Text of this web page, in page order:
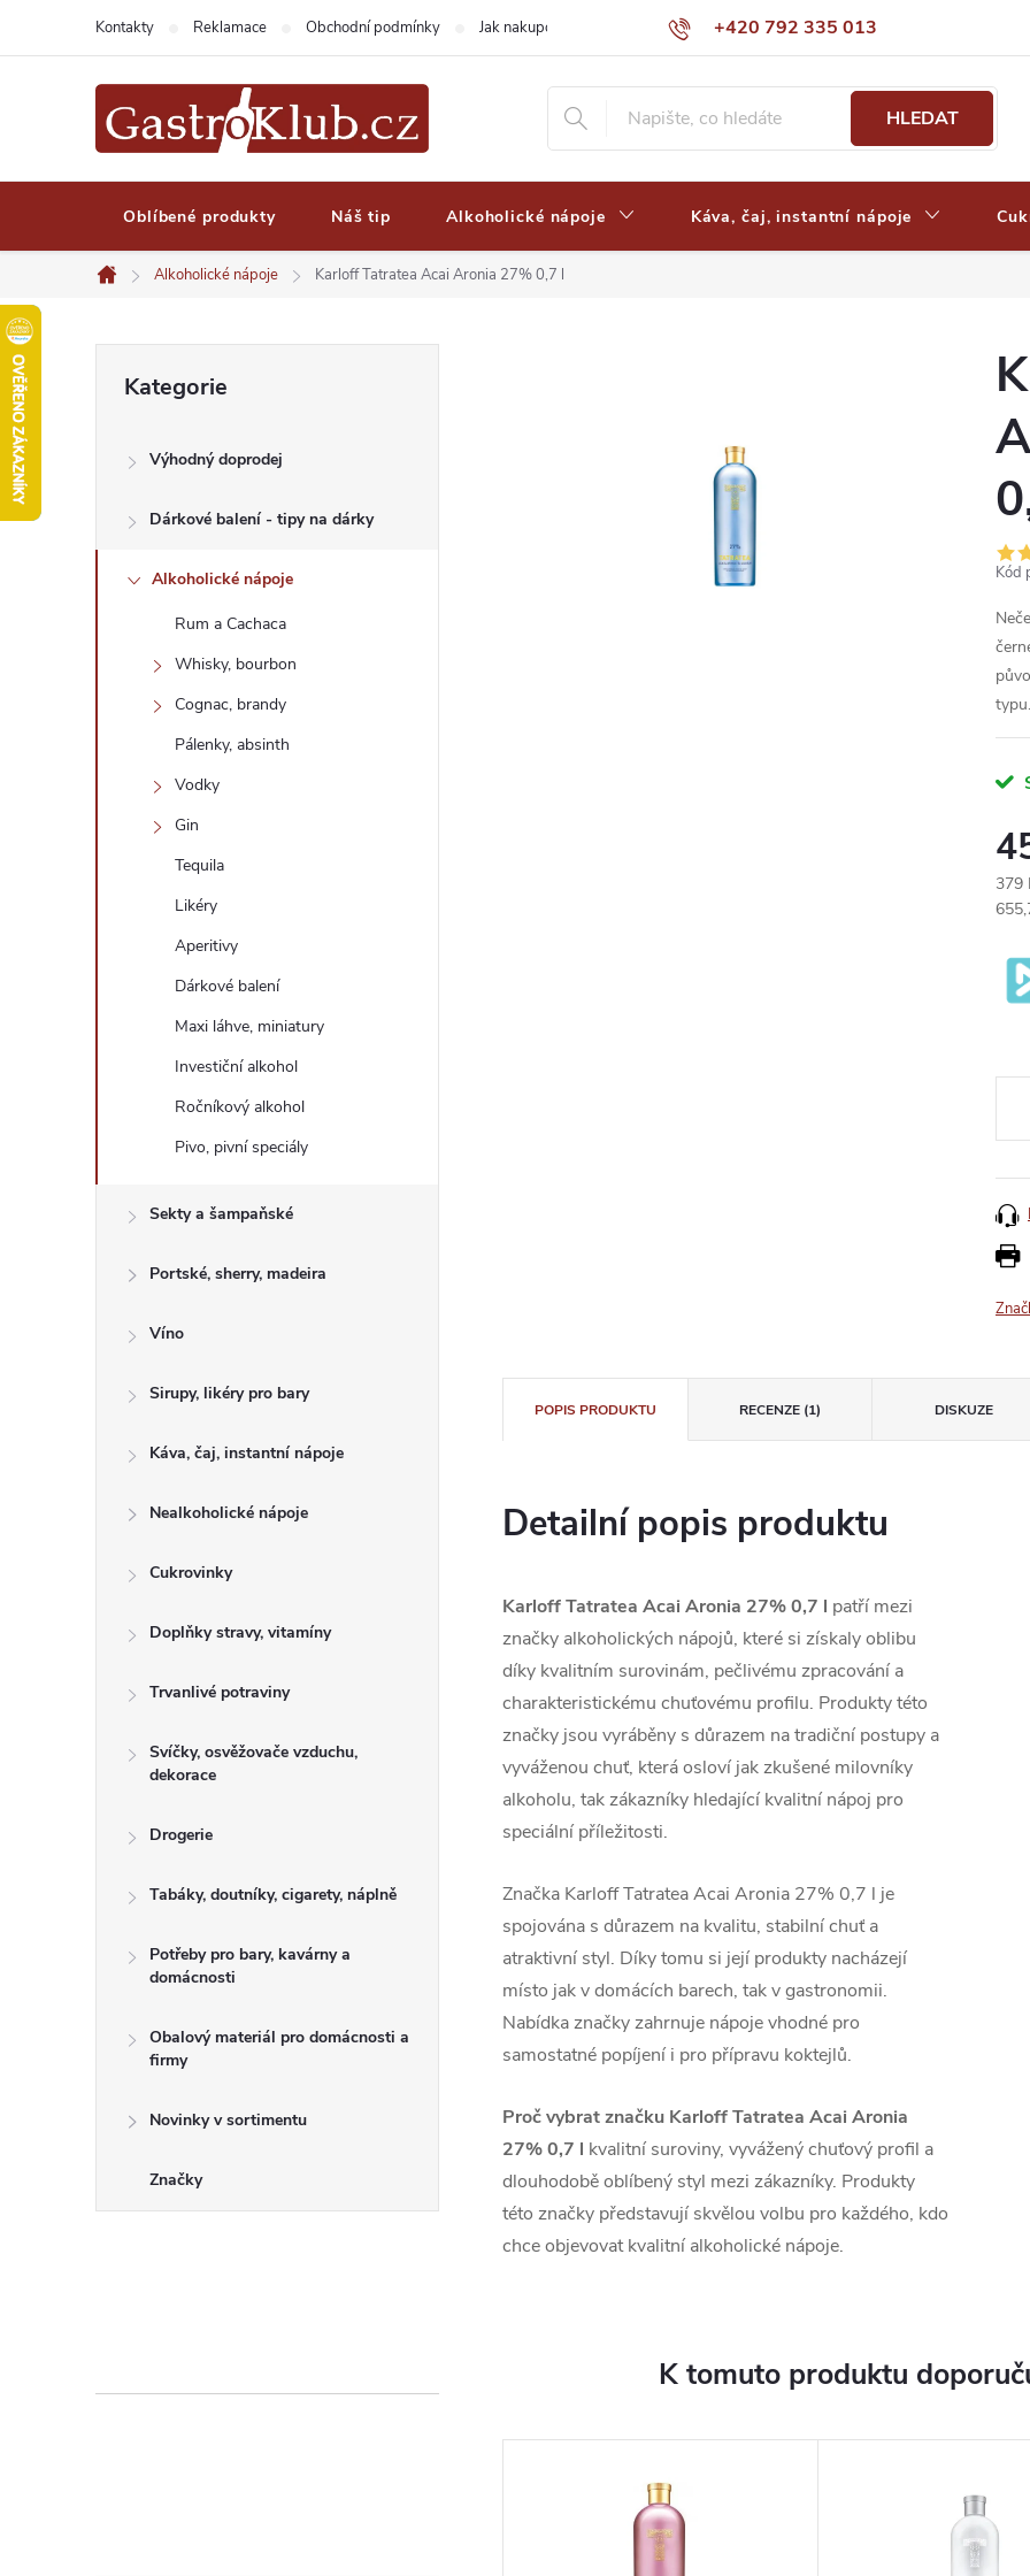
+420 792 335 013
Kontakty Reklamace Obchodní podmínky Jak nakupovat Výdejní místa a ceny dopravy Často kladené otázky
HLEDAT
Oblíbené produkty Náš tip Alkoholické nápoje Káva, čaj, instantní nápoje
Domů
Alkoholické nápoje Karloff Tatratea Acai Aronia 27% 0,7 l
t
kategorie
Kategorie
Výhodný doprodej
Dárkové balení - tipy na dárky
Alkoholické nápoje
Rum a Cachaca
Whisky, bourbon
Cognac, brandy
Pálenky, absinth
Vodky
Gin
Tequila
Likéry
Aperitivy
Dárkové balení
Maxi láhve, miniatury
Investiční alkohol
Ročníkový alkohol
Pivo, pivní speciály
Sekty a šampaňské
Portské, sherry, madeira
Víno
Sirupy, likéry pro bary
Káva, čaj, instantní nápoje
Nealkoholické nápoje
Cukrovinky
Doplňky stravy, vitamíny
Trvanlivé potraviny
Svíčky, osvěžovače vzduchu,
dekorace
Drogerie
Tabáky, doutníky, cigarety, náplně
Potřeby pro bary, kavárny a
domácnosti
Obalový materiál pro domácnosti a
firmy
Novinky v sortimentu
Značky
Kód
typu.
379
POPIS PRODUKTU RECENZE (1) DISKUZE
Detailní popis produktu
Karloff Tatratea Acai Aronia 27% 0,7 l patří mezi
značky alkoholických nápojů, které si získaly oblibu
díky kvalitním surovinám, pečlivému zpracování a
charakteristickému chuťovému profilu. Produkty této
značky jsou vyráběny s důrazem na tradiční postupy a
vyváženou chuť, která osloví jak zkušené milovníky
alkoholu, tak zákazníky hledající kvalitní nápoj pro
speciální příležitosti.
Značka Karloff Tatratea Acai Aronia 27% 0,7 l je
spojována s důrazem na kvalitu, stabilní chuť a
atraktivní styl. Díky tomu si její produkty nacházejí
místo jak v domácích barech, tak v gastronomii.
Nabídka značky zahrnuje nápoje vhodné pro
samostatné popíjení i pro přípravu koktejlů.
Proč vybrat značku Karloff Tatratea Acai Aronia
27% 0,7 l kvalitní suroviny, vyvážený chuťový profil a
dlouhodobě oblíbený styl mezi zákazníky. Produkty
této značky představují skvělou volbu pro každého, kdo
chce objevovat kvalitní alkoholické nápoje.
K tomuto produktu